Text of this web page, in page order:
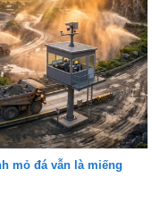
mỏ đá vẫn là miếng